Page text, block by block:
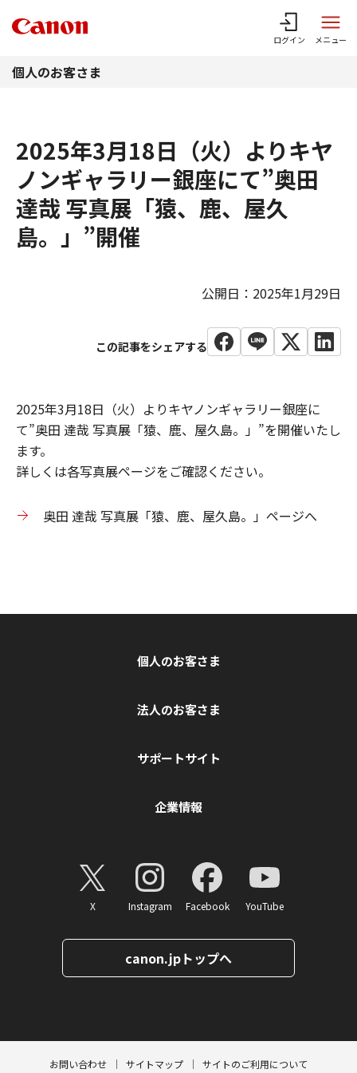
ログイン メニュー
個人のお客さま
2025年3月18日（火）よりキヤ
ノンギャラリー銀座にて”奥田
達哉 写真展「猿、鹿、屋久
島。」”開催
公開日：2025年1月29日
2025年3月18日（火）よりキヤノンギャラリー銀座に
て”奥田 達哉 写真展「猿、鹿、屋久島。」”を開催いたし
ます。
詳しくは各写真展ページをご確認ください。
奥田 達哉 写真展「猿、鹿、屋久島。」ページへ
個人のお客さま
法人のお客さま
サポートサイト
企業情報
X Instagram Facebook YouTube
canon.jpトップへ
お問い合わせ サイトマップ サイトのご利用について